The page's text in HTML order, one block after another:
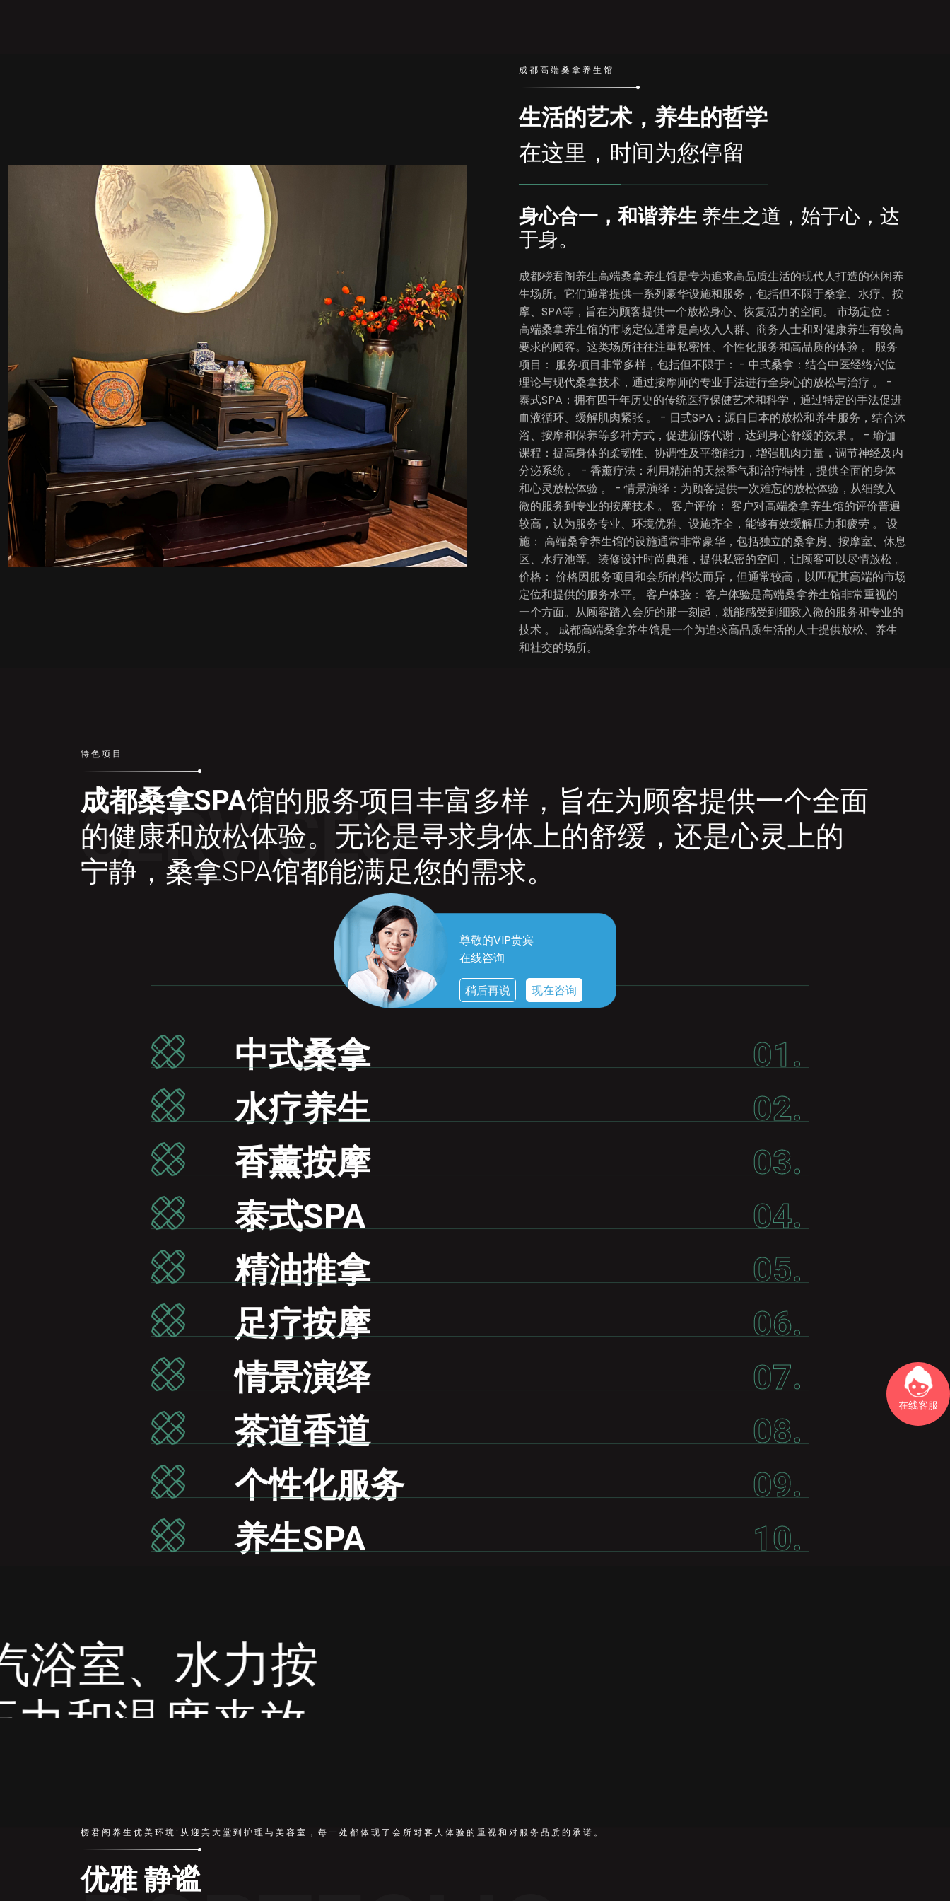
尊敬的VIP贵宾
在线咨询
稍后再说
现在咨询
在线客服
成都高端桑拿养生馆
生活的艺术，养生的哲学
在这里，时间为您停留
身心合一，和谐养生 养生之道，始于心，达
于身。
成都榜君阁养生高端桑拿养生馆是专为追求高品质生活的现代人打造的休闲养
生场所。它们通常提供一系列豪华设施和服务，包括但不限于桑拿、水疗、按
摩、SPA等，旨在为顾客提供一个放松身心、恢复活力的空间。 市场定位：
高端桑拿养生馆的市场定位通常是高收入人群、商务人士和对健康养生有较高
要求的顾客。这类场所往往注重私密性、个性化服务和高品质的体验 。 服务
项目： 服务项目非常多样，包括但不限于： - 中式桑拿：结合中医经络穴位
理论与现代桑拿技术，通过按摩师的专业手法进行全身心的放松与治疗 。 -
泰式SPA：拥有四千年历史的传统医疗保健艺术和科学，通过特定的手法促进
血液循环、缓解肌肉紧张 。 - 日式SPA：源自日本的放松和养生服务，结合沐
浴、按摩和保养等多种方式，促进新陈代谢，达到身心舒缓的效果 。 - 瑜伽
课程：提高身体的柔韧性、协调性及平衡能力，增强肌肉力量，调节神经及内
分泌系统 。 - 香薰疗法：利用精油的天然香气和治疗特性，提供全面的身体
和心灵放松体验 。 - 情景演绎：为顾客提供一次难忘的放松体验，从细致入
微的服务到专业的按摩技术 。 客户评价： 客户对高端桑拿养生馆的评价普遍
较高，认为服务专业、环境优雅、设施齐全，能够有效缓解压力和疲劳 。 设
施： 高端桑拿养生馆的设施通常非常豪华，包括独立的桑拿房、按摩室、休息
区、水疗池等。装修设计时尚典雅，提供私密的空间，让顾客可以尽情放松 。
价格： 价格因服务项目和会所的档次而异，但通常较高，以匹配其高端的市场
定位和提供的服务水平。 客户体验： 客户体验是高端桑拿养生馆非常重视的
一个方面。从顾客踏入会所的那一刻起，就能感受到细致入微的服务和专业的
技术 。 成都高端桑拿养生馆是一个为追求高品质生活的人士提供放松、养生
和社交的场所。
特色项目
成都桑拿SPA馆的服务项目丰富多样，旨在为顾客提供一个全面
的健康和放松体验。无论是寻求身体上的舒缓，还是心灵上的
宁静，桑拿SPA馆都能满足您的需求。
SERVICES
中式桑拿
01.
水疗养生
02.
香薰按摩
03.
泰式SPA
04.
精油推拿
05.
足疗按摩
06.
情景演绎
07.
茶道香道
08.
个性化服务
09.
养生SPA
10.
榜君阁养生优美环境:从迎宾大堂到护理与美容室，每一处都体现了会所对客人体验的重视和对服务品质的承诺。
优雅 静谧